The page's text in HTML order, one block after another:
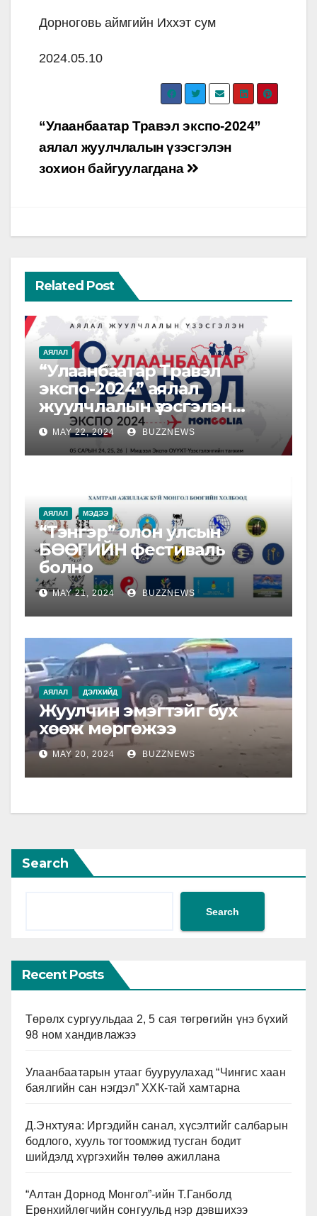
Дорноговь аймгийн Иххэт сум
2024.05.10
Post
navigation
“Улаанбаатар Травэл экспо-2024”
аялал жуулчлалын үзэсгэлэн
зохион байгуулагдана
Related Post
АЯЛАЛ
“Улаанбаатар Травэл
экспо-2024” аялал
жуулчлалын үзэсгэлэн
зохион байгуулагдана
MAY 22, 2024 BUZZNEWS
АЯЛАЛ МЭДЭЭ
“Тэнгэр” олон улсын
БӨӨГИЙН фестиваль
болно
MAY 21, 2024 BUZZNEWS
АЯЛАЛ ДЭЛХИЙД
Жуулчин эмэгтэйг бух
хөөж мөргөжээ
MAY 20, 2024 BUZZNEWS
Search
Search
Recent Posts
Төрөлх сургуульдаа 2, 5 сая төгрөгийн үнэ бүхий
98 ном хандивлажээ
Улаанбаатарын утааг бууруулахад “Чингис хаан
баялгийн сан нэгдэл” ХХК-тай хамтарна
Д.Энхтуяа: Иргэдийн санал, хүсэлтийг салбарын
бодлого, хууль тогтоомжид тусган бодит
шийдэлд хүргэхийн төлөө ажиллана
“Алтан Дорнод Монгол”-ийн Т.Ганболд
Ерөнхийлөгчийн сонгуульд нэр дэвшихээ